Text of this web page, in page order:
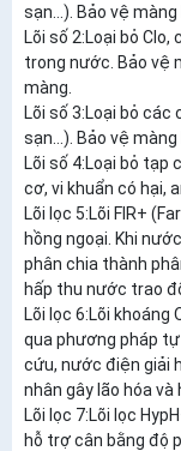
sạn…). Bảo vệ màng
Lõi số 2:Loại bỏ
trong nước. Bảo vệ
màng.
Lõi số 3:Loại bỏ
sạn…). Bảo vệ màng
Lõi số 4:Loại bỏ tạp
cơ, vi khuẩn có hại,
Lõi lọc 5:Lõi FIR+
hồng ngoại. Khi
phân chia thành
hấp thu nước trao
Lõi lọc 6:Lõi khoáng
qua phương pháp
cứu, nước điện giải
nhân gây lão hóa
Lõi lọc 7:Lõi lọc
hỗ trợ cân bằng độ